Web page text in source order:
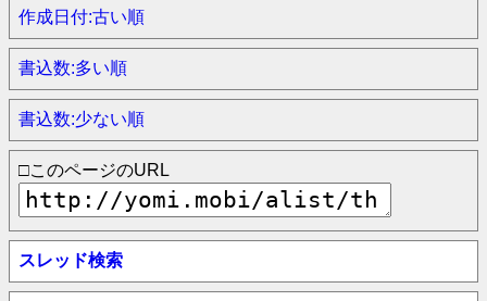
作成日付:古い順
書込数:多い順
書込数:少ない順
□このページのURL
スレッド検索